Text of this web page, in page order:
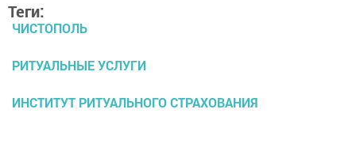
Теги:
ЧИСТОПОЛЬ
РИТУАЛЬНЫЕ УСЛУГИ
ИНСТИТУТ РИТУАЛЬНОГО СТРАХОВАНИЯ